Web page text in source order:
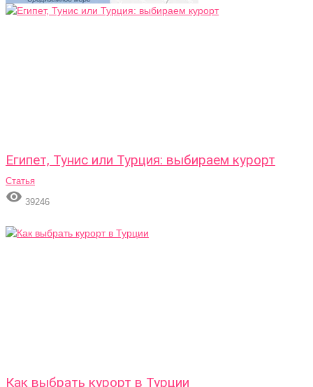
Египет, Тунис или Турция: выбираем курорт
Статья
 39246
Как выбрать курорт в Турции